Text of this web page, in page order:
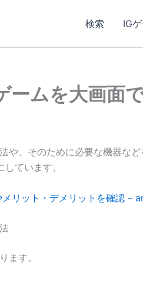
検索 IG
ムを大画面
、そのために必要な機器など
ています。
リット・デメリットを確認 –
ます。